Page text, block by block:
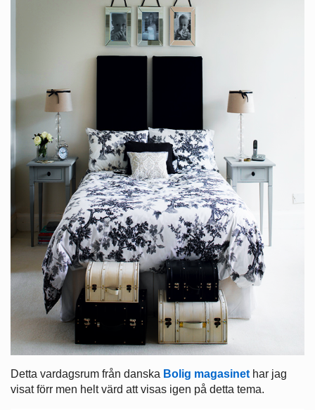
Detta vardagsrum från danska Bolig magasinet har jag
visat förr men helt värd att visas igen på detta tema.